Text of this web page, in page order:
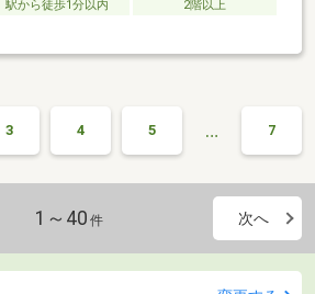
駅から徒歩1分以内
2階以上
3 4 5 … 7
1～40 件 次へ